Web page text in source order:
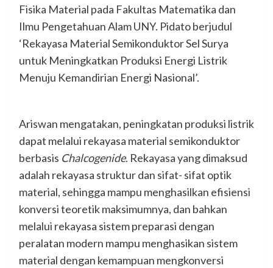
Fisika Material pada Fakultas Matematika dan
Ilmu Pengetahuan Alam UNY. Pidato berjudul
‘Rekayasa Material Semikonduktor Sel Surya
untuk Meningkatkan Produksi Energi Listrik
Menuju Kemandirian Energi Nasional’.
Ariswan mengatakan, peningkatan produksi listrik
dapat melalui rekayasa material semikonduktor
berbasis Chalcogenide. Rekayasa yang dimaksud
adalah rekayasa struktur dan sifat- sifat optik
material, sehingga mampu menghasilkan efisiensi
konversi teoretik maksimumnya, dan bahkan
melalui rekayasa sistem preparasi dengan
peralatan modern mampu menghasikan sistem
material dengan kemampuan mengkonversi